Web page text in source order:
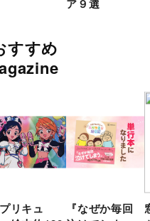
ア９選
すすめ
プリキュ
『なぜか毎回